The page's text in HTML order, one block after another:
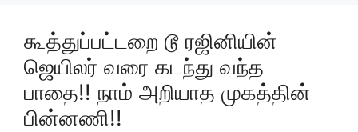
கூத்துப்பட்டறை டூ ரஜினியின்
ஜெயிலர் வரை கடந்து வந்த
பாதை!! நாம் அறியாத முகத்தின்
பின்னணி!!